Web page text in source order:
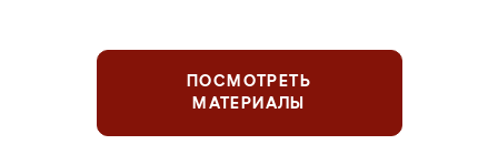
ПОСМОТРЕТЬ
МАТЕРИАЛЫ